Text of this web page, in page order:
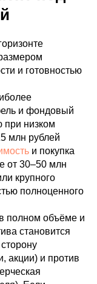
и готовностью
и фондовый
низком
млн рублей
и покупка
от 30–50 млн
крупного
полноценного
полном объёме и
становится
акции) и против